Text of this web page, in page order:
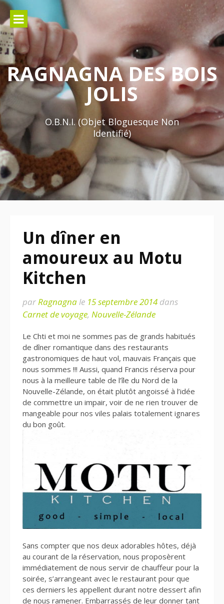
Aller
contenu
RAGNAGNA DES BOIS
JOLIS
O.B.N.I. (Objet Bloguesque Non
Identifié)
Un dîner en
amoureux au Motu
Kitchen
parRagnagnale 15 septembre 2014 dans
Carnet de voyage, Nouvelle-Zélande
Le Chti et moi ne sommes pas de grands habitués
de dîner romantique dans des restaurants
gastronomiques de haut vol, mauvais Français que
nous sommes !!! Aussi, quand Francis réserva pour
nous à la meilleure table de l’île du Nord de la
Nouvelle-Zélande, on était plutôt angoissé à l’idée
de commettre un impair, voir de ne rien trouver de
mangeable pour nos viles palais totalement ignares
du bon goût.
Sans compter que nos deux adorables hôtes, déjà
au courant de la réservation, nous proposèrent
immédiatement de nous servir de chauffeur pour la
soirée, s’arrangeant avec le restaurant pour que
ces derniers les appellent durant notre dessert afin
de nous ramener. Embarrassés de leur donner tant